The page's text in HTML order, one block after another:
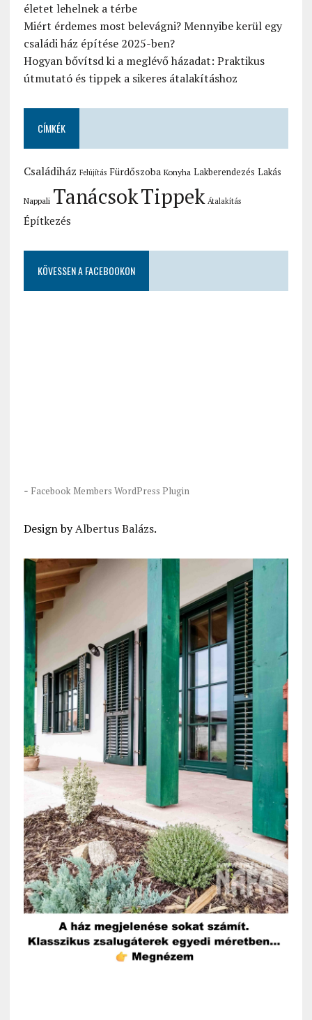
életet lehelnek a térbe
Miért érdemes most belevágni? Mennyibe kerül egy
családi ház építése 2025-ben?
Hogyan bővítsd ki a meglévő házadat: Praktikus
útmutató és tippek a sikeres átalakításhoz
CÍMKÉK
Családiház Felújítás Fürdőszoba Konyha Lakberendezés Lakás
Nappali TanácsokTippek Átalakítás
Építkezés
KÖVESSEN A FACEBOOKON
- Facebook Members WordPress Plugin
Design byAlbertus Balázs.